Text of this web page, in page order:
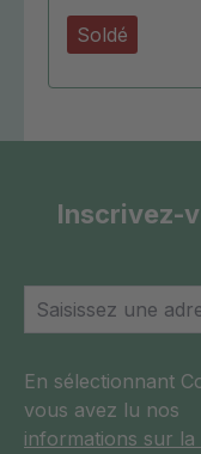
Soldé
Inscrivez-
En sélectionnant
vous avez lu nos
informations sur